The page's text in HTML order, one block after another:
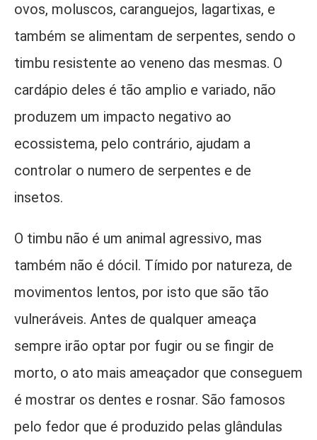
ovos, moluscos, caranguejos, lagartixas, e
também se alimentam de serpentes, sendo o
timbu resistente ao veneno das mesmas. O
cardápio deles é tão amplio e variado, não
produzem um impacto negativo ao
ecossistema, pelo contrário, ajudam a
controlar o numero de serpentes e de
insetos.
O timbu não é um animal agressivo, mas
também não é dócil. Tímido por natureza, de
movimentos lentos, por isto que são tão
vulneráveis. Antes de qualquer ameaça
sempre irão optar por fugir ou se fingir de
morto, o ato mais ameaçador que conseguem
é mostrar os dentes e rosnar. São famosos
pelo fedor que é produzido pelas glândulas